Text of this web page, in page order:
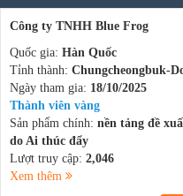
Công ty TNHH Blue Frog
Quốc gia: Hàn Quốc
Tỉnh thành: Chungcheongbuk-
Ngày tham gia: 18/10/2025
Thành viên vàng
Sản phẩm chính: nền tảng đề
do Ai thúc đẩy
Lượt truy cập: 2,046
Xem thêm